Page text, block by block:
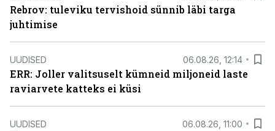
Rebrov: tuleviku tervishoid sünnib läbi targa
juhtimise
UUDISED 06.08.26, 12:14
ERR: Joller valitsuselt kümneid miljoneid laste
raviarvete katteks ei küsi
UUDISED 06.08.26, 11:00